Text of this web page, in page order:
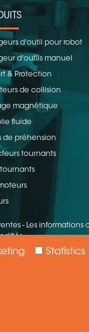
Statistics
d'outil pour robot
d'outils manuel
& Protection
de collision
magnétique
fluide
de préhension
tournants
-Les informations